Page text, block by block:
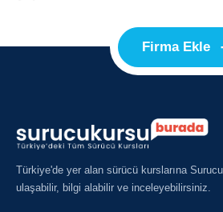
Firma Ekle
Türkiye'de yer alan sürücü kurslarına
ulaşabilir, bilgi alabilir ve inceleyebilirsiniz.